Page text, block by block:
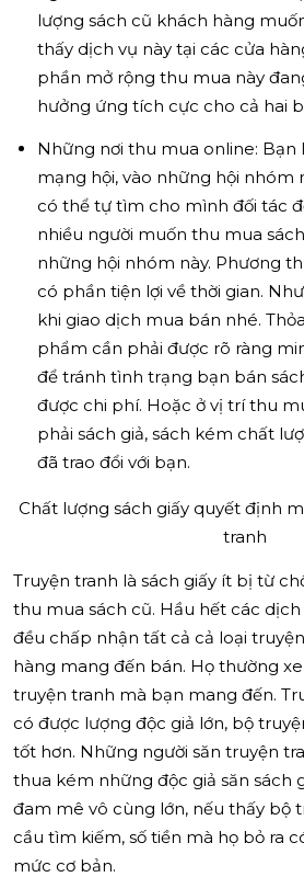
lượng sách cũ khách hàng
thấy dịch vụ này tại các cửa
phần mở rộng thu mua này
hưởng ứng tích cực cho cả hai
Những nơi thu mua online: Bạn
mạng hội, vào những hội nhóm
có thể tự tìm cho mình đối tác
nhiều người muốn thu mua
những hội nhóm này. Phương
có phần tiện lợi về thời gian.
khi giao dịch mua bán nhé.
phẩm cần phải được rõ ràng
để tránh tình trạng bạn bán
được chi phí. Hoặc ở vị trí thu
phải sách giả, sách kém chất
đã trao đổi với bạn.
Chất lượng sách giấy quyết định
tranh
Truyện tranh là sách giấy ít bị từ
thu mua sách cũ. Hầu hết các
đều chấp nhận tất cả cả loại
hàng mang đến bán. Họ thường
truyện tranh mà bạn mang đến.
có được lượng độc giả lớn, bộ
tốt hơn. Những người săn truyện
thua kém những độc giả săn sách
đam mê vô cùng lớn, nếu thấy bộ
cầu tìm kiếm, số tiền mà họ bỏ ra
mức cơ bản.